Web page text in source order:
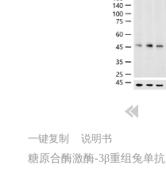
一键复制 说明书
糖原合酶激酶-3β重组兔单抗